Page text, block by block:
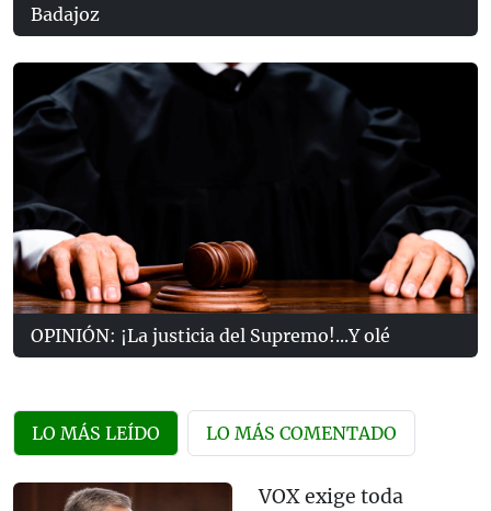
Badajoz
OPINIÓN: ¡La justicia del Supremo!...Y olé
LO MÁS LEÍDO LO MÁS COMENTADO
VOX exige toda